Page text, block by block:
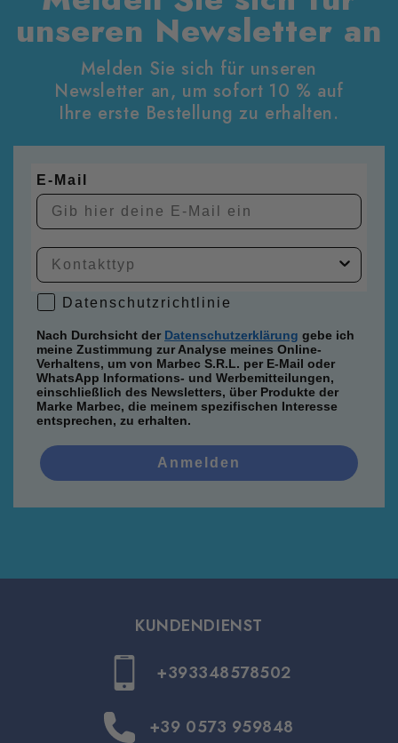
werden. Dadurch blieb die originale Mikrofase
des Parketts erhalten und die natürliche Optik
des Holzes wurde sichtbar aufgewertet.
unseren Newsletter an
Melden Sie sich für unseren
Newsletter an, um sofort 10 % auf
Ihre erste Bestellung zu erhalten.
E-Mail
Datenschutzrichtlinie
Datenschutzrichtlinie
Nach Durchsicht der Datenschutzerklärung gebe ich
meine Zustimmung zur Analyse meines Online-
Verhaltens, um von Marbec S.R.L. per E-Mail oder
WhatsApp Informations- und Werbemitteilungen,
einschließlich des Newsletters, über Produkte der
Marke Marbec, die meinem spezifischen Interesse
entsprechen, zu erhalten.
Anmelden
KUNDENDIENST
+393348578502
+39 0573 959848